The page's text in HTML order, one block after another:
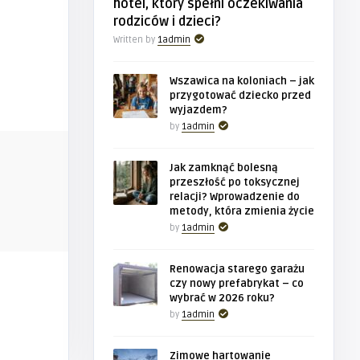
Wszawica na koloniach – jak
przygotować dziecko przed wy ...
hotel, który spełni oczekiwania
rodziców i dzieci?
Written by 1admin
Wszawica na koloniach – jak
przygotować dziecko przed
wyjazdem?
by 1admin
Jak zamknąć bolesną
przeszłość po toksycznej
relacji? Wprowadzenie do
metody, która zmienia życie
by 1admin
Renowacja starego garażu
czy nowy prefabrykat – co
wybrać w 2026 roku?
by 1admin
Zimowe hartowanie